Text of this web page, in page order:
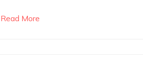
Read More